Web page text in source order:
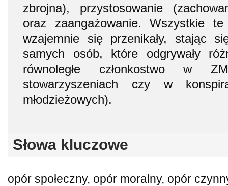
zbrojna), przystosowanie
oraz zaangażowanie. Wszystkie
wzajemnie się przenikały, stając
samych osób, które odgrywały
równoległe członkostwo w
stowarzyszeniach czy w
młodzieżowych).
Słowa kluczowe
opór społeczny, opór moralny, opór